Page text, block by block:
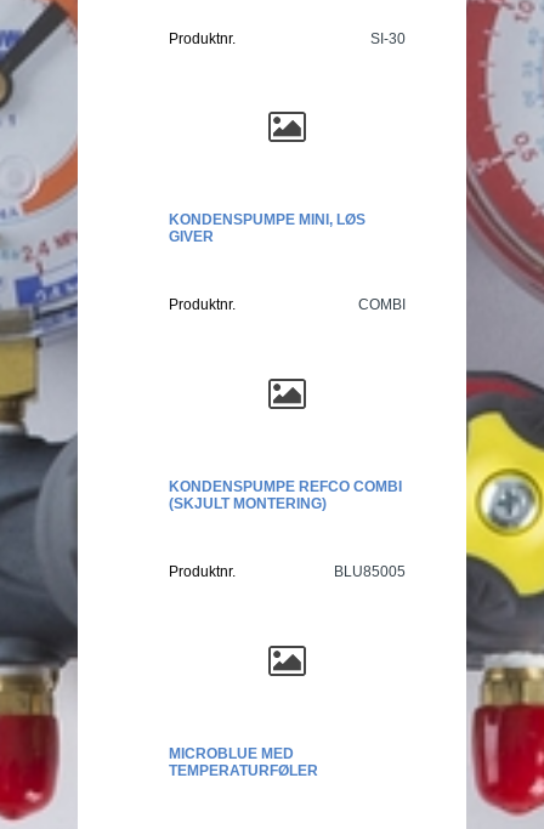
Produktnr. SI-30
KONDENSPUMPE MINI, LØS
GIVER
Produktnr. COMBI
KONDENSPUMPE REFCO COMBI
(SKJULT MONTERING)
Produktnr. BLU85005
MICROBLUE MED
TEMPERATURFØLER